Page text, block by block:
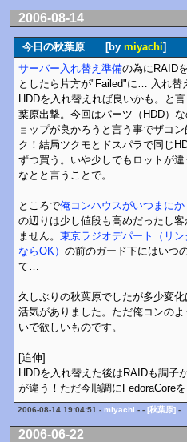
2006-08-14
今日の秋葉原 [by miyachi]
サーバー入れ替え準備の為にRAID
としたら片方が"Failed"に… 入れ替
HDDを入れ替えれば良いかも。と
葉原出撃。今回はパーツ（HDD）
ョップが良かろうと言う事でザコ
ク！結局ツクモとドスパラで同じ
ずつ買う。いや少しでもロットが
なとと言うことで。
ところで俺コンハウスがいつまに
の辺りは少し値段も高めだったし
ません。 東京ラジオデパート（リ
ならOK） の前のガード下にはいつ
て…
久しぶりの秋葉原でしたが多少変
活気がありました。ただ俺コンの
いで欲しいものです。
[追伸]
HDDを入れ替えた後はRAIDも調子
が違う！ただ今順調にFedoraCoreを
2006-08-14 19:04:51 - miyachi - - [秋葉原] -
2006-06-22